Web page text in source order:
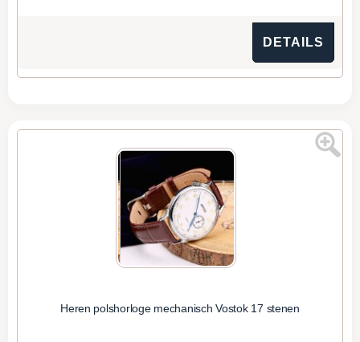
DETAILS
Heren polshorloge mechanisch Vostok 17 stenen